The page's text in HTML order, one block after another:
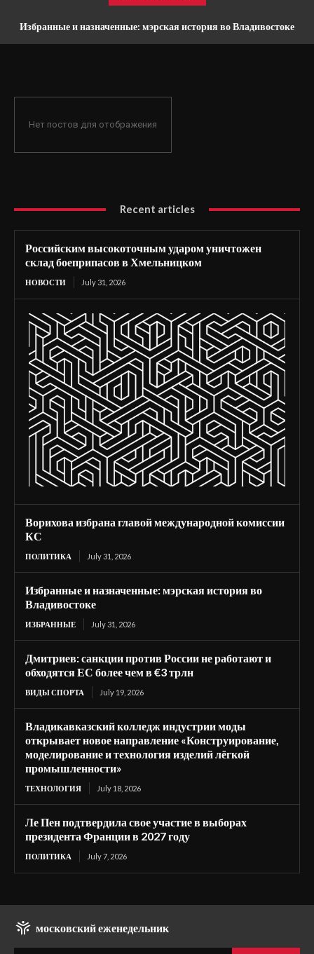
Избранные и назначенные: мэрская история во Владивостоке
Нет постов для отображения
Recent articles
Российским высокоточным ударом уничтожен
склад боеприпасов в Хмельницком
НОВОСТИ July 31, 2026
Ворихова избрана главой международной комиссии
КС
ПОЛИТИКА July 31, 2026
Избранные и назначенные: мэрская история во
Владивостоке
ИЗБРАННЫЕ July 31, 2026
Дмитриев: санкции против России не работают и
обходятся ЕС более чем в €3 трлн
ВИДЫ СПОРТА July 19, 2026
Владикавказский колледж индустрии моды
открывает новое направление «Конструирование,
моделирование и технология изделий лёгкой
промышленности»
ТЕХНОЛОГИЯ July 18, 2026
Ле Пен подтвердила свое участие в выборах
президента Франции в 2027 году
ПОЛИТИКА July 7, 2026
московский еженедельник